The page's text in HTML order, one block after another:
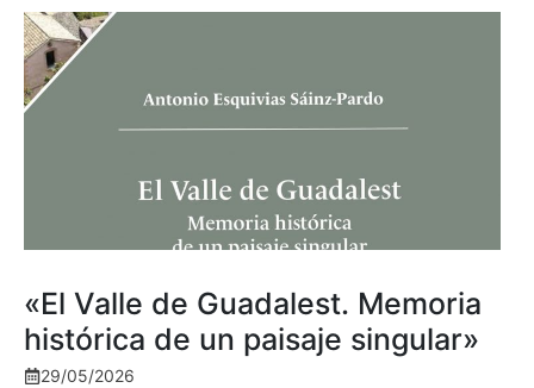
«El Valle de Guadalest. Memoria
histórica de un paisaje singular»
29/05/2026